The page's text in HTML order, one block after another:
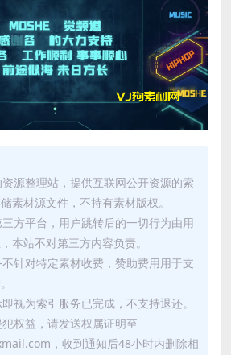
源整理站，提供互联网公开资源的索
素材源文件，不持有素材版权。
方平台，用户跳转后的一切行为由用
本站不对第三方内容负责。
针对特定素材收费，赞助费用用于支
视为索引服务已完成，不支持退还。
权益，请发送权属证明至
，收到通知后48小时内删除相